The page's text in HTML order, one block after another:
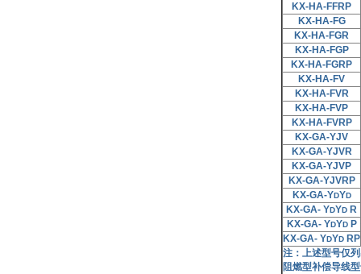
KX-HA-FFRP
KX-HA-FG
KX-HA-FGR
KX-HA-FGP
KX-HA-FGRP
KX-HA-FV
KX-HA-FVR
KX-HA-FVP
KX-HA-FVRP
KX-GA-YJV
KX-GA-YJVR
KX-GA-YJVP
KX-GA-YJVRP
KX-GA-YDYD
KX-GA- YDYD R
KX-GA- YDYDP
KX-GA- YDYD RP
注：上述型号仅
阻燃型补偿导线